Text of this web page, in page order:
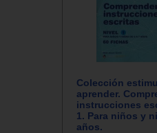
Colección
aprender.
instrucciones
1. Para niños y
años.